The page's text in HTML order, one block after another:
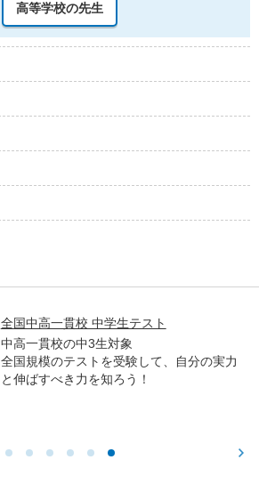
高等学校の先生
全国中高一貫校 中学生テスト
中高一貫校の中3生対象
全国規模のテストを受験して、自分の実力
と伸ばすべき力を知ろう！